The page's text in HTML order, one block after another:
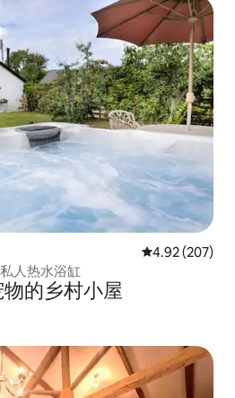
平均评分 4.92
4.92 (207)
人热水浴缸
的乡村小屋